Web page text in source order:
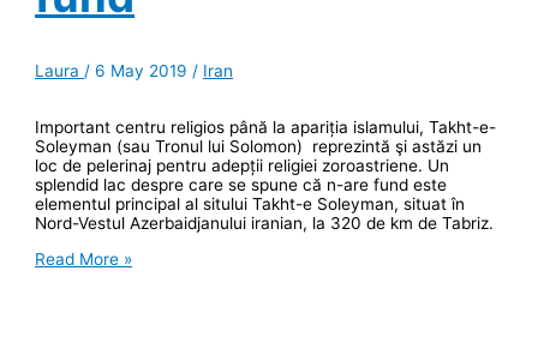
Laura /6 May 2019 / Iran
Important centru religios până la apariția islamului, Takht-e-
Soleyman (sau Tronul lui Solomon) reprezintă şi astăzi un
loc de pelerinaj pentru adepții religiei zoroastriene. Un
splendid lac despre care se spune că n-are fund este
elementul principal al sitului Takht-e Soleyman, situat în
Nord-Vestul Azerbaidjanului iranian, la 320 de km de Tabriz.
Takht-
Read More »